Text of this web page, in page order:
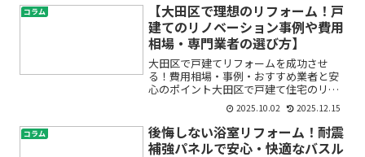
コラム
【大田区で理想のリフォーム！戸
建てのリノベーション事例や費用
相場・専門業者の選び方】
大田区で戸建てリフォームを成功させ
る！費用相場・事例・おすすめ業者と安
心のポイント大田区で戸建て住宅のリフ
ォームやリノベーションを考えている方
へ――「どんな業者を選べばいい？」
「費用や相場は？」「信頼できる会社
は？」といった不安や疑問はあり...
2025.10.02 2025.12.15
コラム
後悔しない浴室リフォーム！耐震
補強パネルで安心・快適なバスル